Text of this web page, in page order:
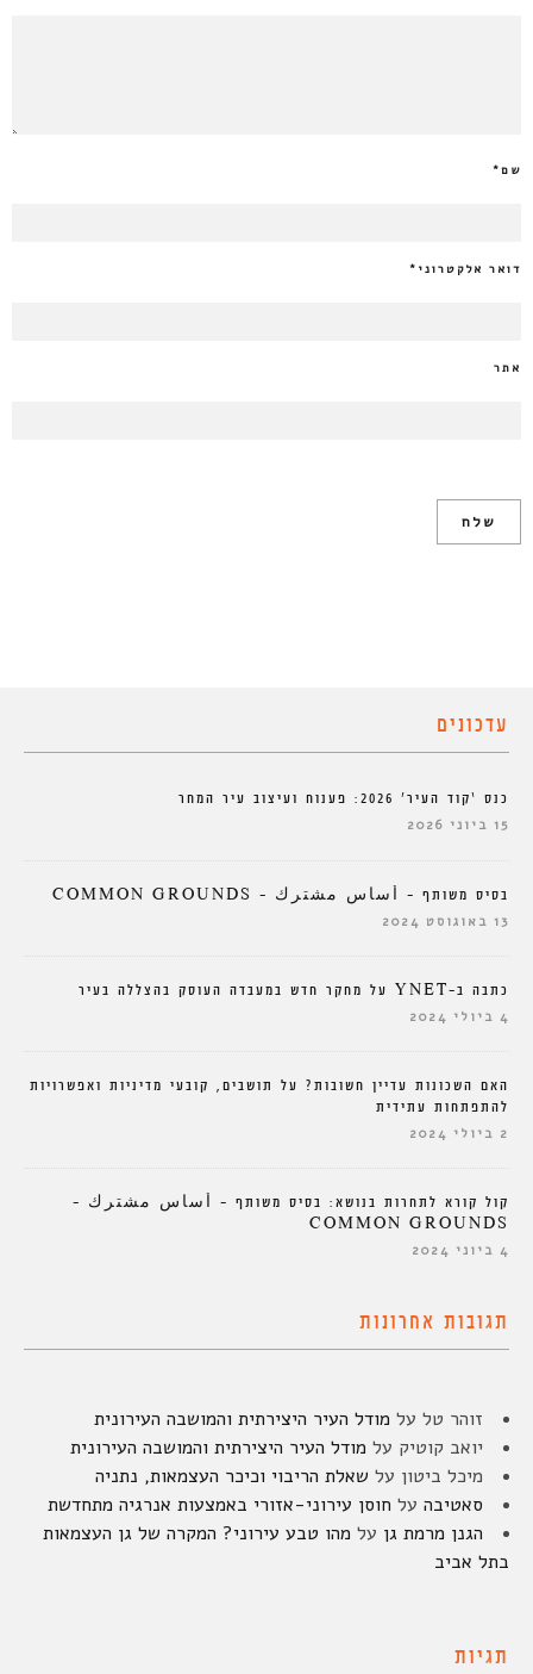
שם*
דואר אלקטרוני *
אתר
עדכונים
כנס ‘קוד העיר’ 2026: פענוח ועיצוב עיר המחר
15 ביוני 2026
בסיס משותף – أساس مشترك – COMMON GROUNDS
13 באוגוסט 2024
כתבה ב-YNET על מחקר חדש במעבדה העוסק בהצללה בעיר
4 ביולי 2024
האם השכונות עדיין חשובות? על תושבים, קובעי מדיניות ואפשרויות
להתפתחות עתידית
2 ביולי 2024
קול קורא לתחרות בנושא: בסיס משותף – أساس مشترك –
COMMON GROUNDS
4 ביוני 2024
תגובות אחרונות
זוהר טל על מודל העיר היצירתית והמושבה העירונית
יואב קוטיק על מודל העיר היצירתית והמושבה העירונית
מיכל ביטון על שאלת הריבוי וכיכר העצמאות, נתניה
סאטיבה על חוסן עירוני-אזורי באמצעות אנרגיה מתחדשת
הגנן מרמת גן על מהו טבע עירוני? המקרה של גן העצמאות
בתל אביב
תגיות